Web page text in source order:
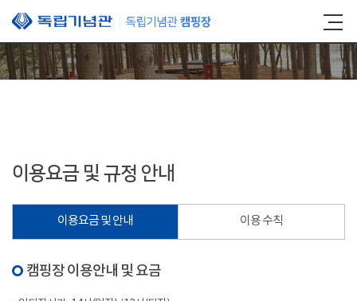
본문 바로가기
이용요금 및 규정 안내
이용요금 및 안내 이용 수칙
캠핑장 이용안내 및 요금